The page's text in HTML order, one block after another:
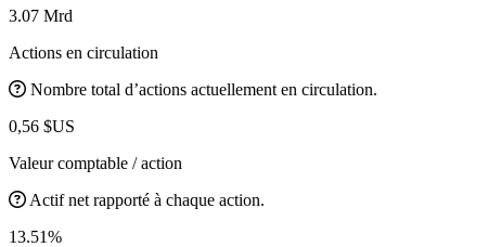
3.07 Mrd
Actions en circulation
Nombre total d’actions actuellement en circulation.
0,56 $US
Valeur comptable / action
Actif net rapporté à chaque action.
13.51%